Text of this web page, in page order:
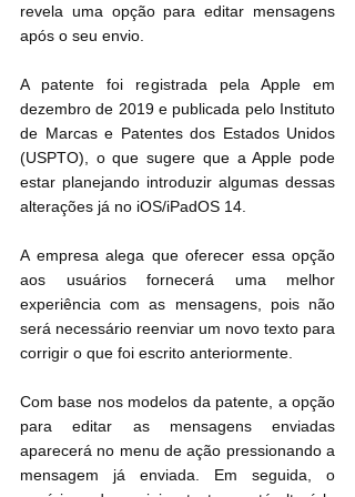
revela uma opção para editar mensagens
após o seu envio.
A patente foi registrada pela Apple em
dezembro de 2019 e publicada pelo Instituto
de Marcas e Patentes dos Estados Unidos
(USPTO), o que sugere que a Apple pode
estar planejando introduzir algumas dessas
alterações já no iOS/iPadOS 14.
A empresa alega que oferecer essa opção
aos usuários fornecerá uma melhor
experiência com as mensagens, pois não
será necessário reenviar um novo texto para
corrigir o que foi escrito anteriormente.
Com base nos modelos da patente, a opção
para editar as mensagens enviadas
aparecerá no menu de ação pressionando a
mensagem já enviada. Em seguida, o